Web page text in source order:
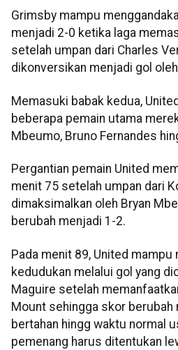
Grimsby mampu
menjadi 2-0 ketika laga
setelah umpan dari Charles
dikonversikan menjadi gol
Memasuki babak kedua,
beberapa pemain utama
Mbeumo, Bruno Fernandes
Pergantian pemain United
menit 75 setelah umpan dari
dimaksimalkan oleh Bryan
berubah menjadi 1-2.
Pada menit 89, United mampu
kedudukan melalui gol yang
Maguire setelah
Mount sehingga skor berubah
bertahan hingg waktu normal
pemenang harus ditentukan